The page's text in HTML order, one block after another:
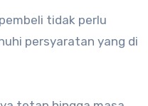
tidak perlu
persyaratan yang di